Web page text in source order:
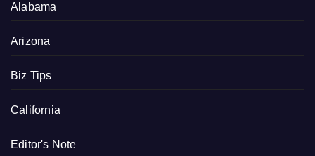
Alabama
Arizona
Biz Tips
California
Editor's Note